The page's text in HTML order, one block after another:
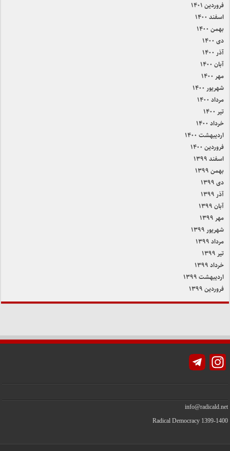
فروردین ۱۴۰۱
اسفند ۱۴۰۰
بهمن ۱۴۰۰
دی ۱۴۰۰
آذر ۱۴۰۰
آبان ۱۴۰۰
مهر ۱۴۰۰
شهریور ۱۴۰۰
مرداد ۱۴۰۰
تیر ۱۴۰۰
خرداد ۱۴۰۰
اردیبهشت ۱۴۰۰
فروردین ۱۴۰۰
اسفند ۱۳۹۹
بهمن ۱۳۹۹
دی ۱۳۹۹
آذر ۱۳۹۹
آبان ۱۳۹۹
مهر ۱۳۹۹
شهریور ۱۳۹۹
مرداد ۱۳۹۹
تیر ۱۳۹۹
خرداد ۱۳۹۹
اردیبهشت ۱۳۹۹
فروردین ۱۳۹۹
Instagram
info@radicald.net
Radical Democracy 1399-1400